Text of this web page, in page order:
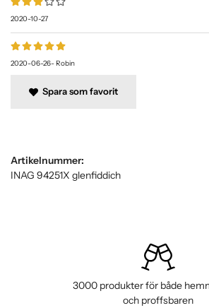
2020-10-27
2020-06-26-Robin
Spara som favorit
Artikelnummer:
INAG 94251X glenfiddich
3000 produkter för både
och proffsbaren